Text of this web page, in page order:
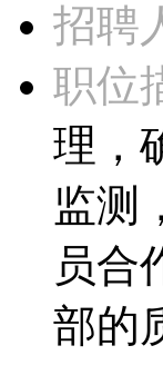
招聘
职位
理，
监测
员合
部的